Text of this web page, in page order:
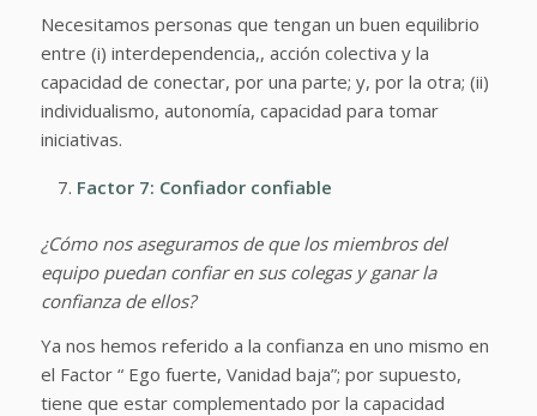
Necesitamos personas que tengan un buen equilibrio
entre (i) interdependencia,, acción colectiva y la
capacidad de conectar, por una parte; y, por la otra; (ii)
individualismo, autonomía, capacidad para tomar
iniciativas.
Factor 7: Confiador confiable
¿Cómo nos aseguramos de que los miembros del
equipo puedan confiar en sus colegas y ganar la
confianza de ellos?
Ya nos hemos referido a la confianza en uno mismo en
el Factor “ Ego fuerte, Vanidad baja”; por supuesto,
tiene que estar complementado por la capacidad